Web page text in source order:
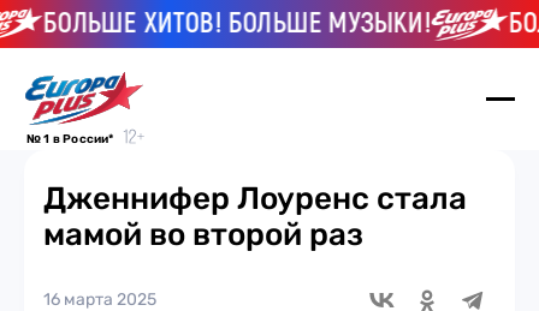
БОЛЬШЕ ХИТОВ! БОЛЬШЕ МУЗЫКИ!
№ 1 в России*
Дженнифер Лоуренс стала
мамой во второй раз
16 марта 2025